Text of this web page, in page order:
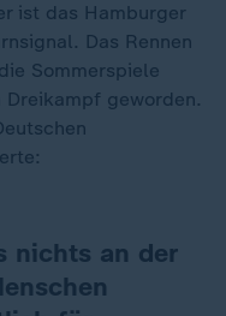
ist das Hamburger
Das Rennen
Sommerspiele
geworden.
nichts an der